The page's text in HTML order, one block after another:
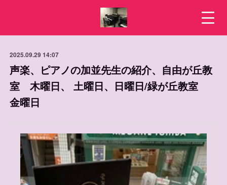
2025.09.29 14:07
声楽、ピアノの加並先生の紹介、自由が丘教
室 木曜日、 土曜日、日曜日/緑が丘教室
金曜日